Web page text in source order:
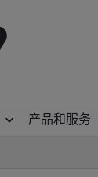
产品和服务